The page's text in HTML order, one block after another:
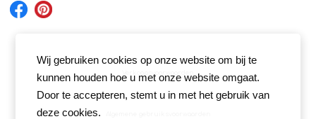
Verkoopsvoorwaarden
Wij gebruiken cookies op onze website om bij te
kunnen houden hoe u met onze website omgaat.
Door te accepteren, stemt u in met het gebruik van
deze cookies.